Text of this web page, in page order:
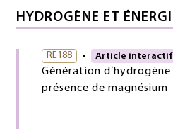
HYDROGÈNE ET
RE188 Article interactif
Génération
présence de magnésium